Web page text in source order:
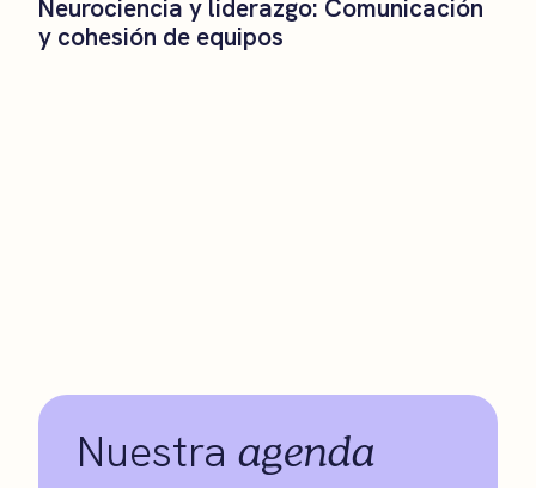
Neurociencia y liderazgo: Comunicación
y cohesión de equipos
Nuestra agenda